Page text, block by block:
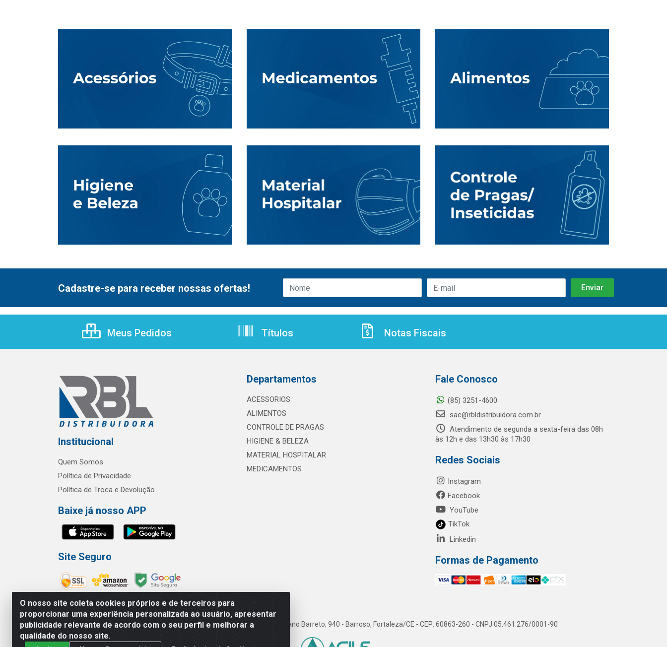
O nosso site coleta cookies próprios e de terceiros para
proporcionar uma experiência personalizada ao usuário, apresentar
publicidade relevante de acordo com o seu perfil e melhorar a
qualidade do nosso site.
Cadastre-se para receber nossas ofertas!
Meus Pedidos Títulos Notas Fiscais
Institucional
Quem Somos
Política de Privacidade
Política de Troca e Devolução
Baixe já nosso APP
Site Seguro
Departamentos
ACESSORIOS
ALIMENTOS
CONTROLE DE PRAGAS
HIGIENE & BELEZA
MATERIAL HOSPITALAR
MEDICAMENTOS
Fale Conosco
(85) 3251-4600
sac@rbldistribuidora.com.br
Atendimento de segunda a sexta-feira das 08h
às 12h e das 13h30 às 17h30
Redes Sociais
Instagram
Facebook
YouTube
TikTok
Linkedin
Formas de Pagamento
RBL Distribuidora Distribuidora Gomes LTDA - Rua Maximiano Barreto, 940 - Barroso, Fortaleza/CE - CEP: 60863-260 - CNPJ 05.461.276/0001-90